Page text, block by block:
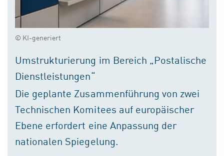
© KI-generiert
Umstrukturierung im Bereich „Postalische
Dienstleistungen“
Die geplante Zusammenführung von zwei
Technischen Komitees auf europäischer
Ebene erfordert eine Anpassung der
nationalen Spiegelung.